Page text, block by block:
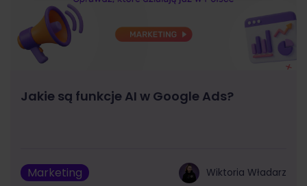
Jakie są funkcje AI w Google Ads?
Marketing Wiktoria Władarz